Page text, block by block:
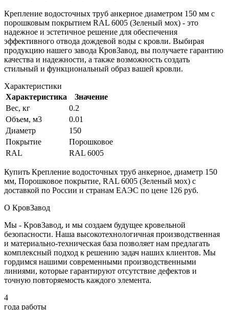
Крепление водосточных труб анкерное диаметром 150 мм с
порошковым покрытием RAL 6005 (Зеленый мох) - это
надежное и эстетичное решение для обеспечения
эффективного отвода дождевой воды с кровли. Выбирая
продукцию нашего завода КровЗавод, вы получаете гарантию
качества и надежности, а также возможность создать
стильный и функциональный образ вашей кровли.
Характеристики
Характеристика
Значение
Вес, кг
0.2
Объем, м3
0.01
Диаметр
150
Покрытие
Порошковое
RAL
RAL 6005
Купить Крепление водосточных труб анкерное, диаметр 150
мм, Порошковое покрытие, RAL 6005 (Зеленый мох) с
доставкой по России и странам ЕАЭС по цене 126 руб.
О КровЗавод
Мы - КровЗавод, и мы создаем будущее кровельной
безопасности. Наша высокотехнологичная производственная
и материально-техническая база позволяет нам предлагать
комплексный подход к решению задач наших клиентов. Мы
гордимся нашими современными производственными
линиями, которые гарантируют отсутствие дефектов и
точную повторяемость каждого элемента.
4
года работы